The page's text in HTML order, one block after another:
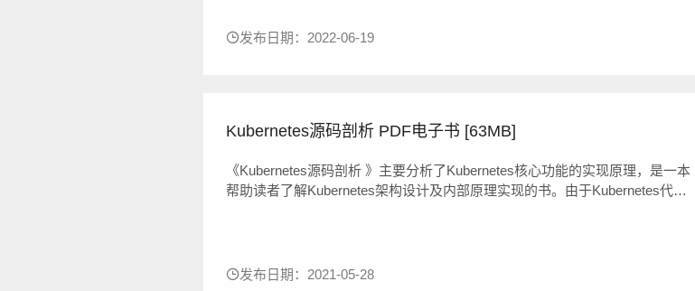
发布日期：2022-06-19
Kubernetes源码剖析 PDF电子书 [63MB]
《Kubernetes源码剖析 》主要分析了Kubernetes核心功能的实现原理，是一本
帮助读者了解Kubernetes架构设计及内部原理实现的书。由于Kubernetes代码
发布日期：2021-05-28